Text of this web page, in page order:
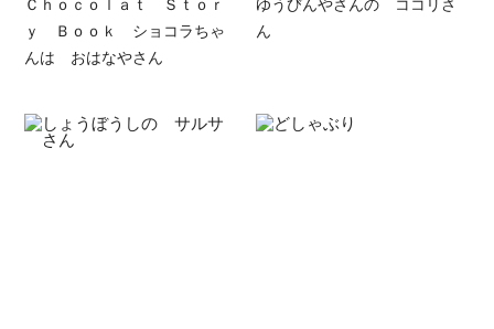
ｙ Ｂｏｏｋ ショコラちゃ
んは おはなやさん
ん